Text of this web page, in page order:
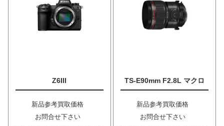
Z6III
新品参考買取価格
お問合せ下さい
TS-E90mm F2.8L マクロ
新品参考買取価格
お問合せ下さい